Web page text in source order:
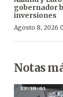
gobernador
inversiones
Agosto 8, 2026
Notas